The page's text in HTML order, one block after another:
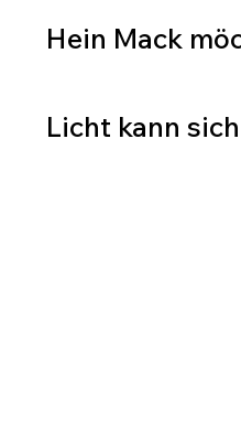
Hein Mack
Licht kann